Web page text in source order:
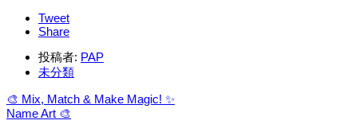
Tweet
Share
投稿者: PAP
未分類
🎨 Mix, Match & Make Magic! ✨
Name Art 🎨